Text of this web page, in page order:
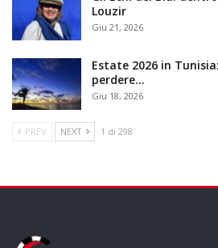
Louzir
Giu 21, 2026
Estate 2026 in
perdere…
Giu 18, 2026
PREV NEXT 1 di 298